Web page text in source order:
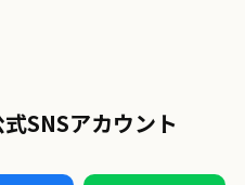
SNSアカウント